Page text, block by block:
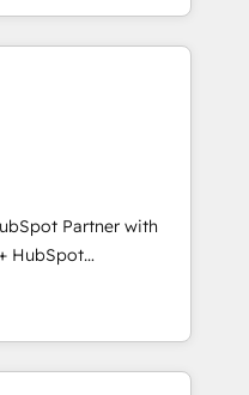
of successful
and enterprise
to design connected
scalable revenue
CRM and data
strategic marketing,
FLAIR framework
consultancy,
technology to help
Partner with
HubSpot
HubSpot platform
your current HubSpot